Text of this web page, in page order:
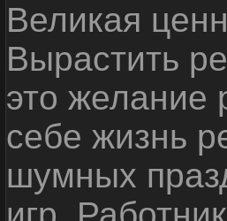
Великая
Вырастить
это желание
себе жизнь
шумных